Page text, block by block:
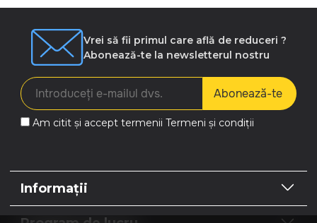
Vrei să fii primul care află de reduceri ?
Abonează-te la newsletterul nostru
Abonează-te
Am citit și accept termenii Termeni și condiții
Informații